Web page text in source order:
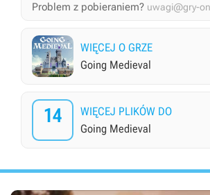
Problem z pobieraniem? uwagi@gry-
WIĘCEJ O GRZE
Going Medieval
14
WIĘCEJ PLIKÓW DO
Going Medieval